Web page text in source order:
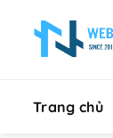
Trang chủ